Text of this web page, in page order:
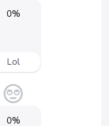
0%
Lol
0%